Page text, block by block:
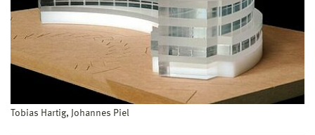
Tobias Hartig, Johannes Piel